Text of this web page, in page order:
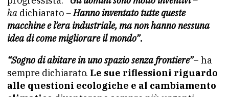
ha dichiarato–Hanno inventato tutte queste
macchine e l’era industriale, ma non hanno nessuna
idea di come migliorare il mondo”.
“Sogno di abitare in uno spazio senza frontiere”– ha
sempre dichiarato. Le sue riflessioni riguardo
alle questioni ecologiche e al cambiamento